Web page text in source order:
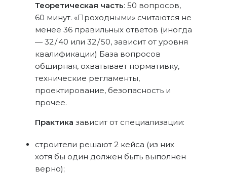
Теоретическая часть: 50 вопросов,
60 минут. «Проходными» считаются не
менее 36 правильных ответов (иногда
— 32 / 40 или 32 / 50, зависит от уровня
квалификации) База вопросов
обширная, охватывает нормативку,
технические регламенты,
проектирование, безопасность и
прочее.
Практика зависит от специализации:
строители решают 2 кейса (из них
хотя бы один должен быть выполнен
верно);